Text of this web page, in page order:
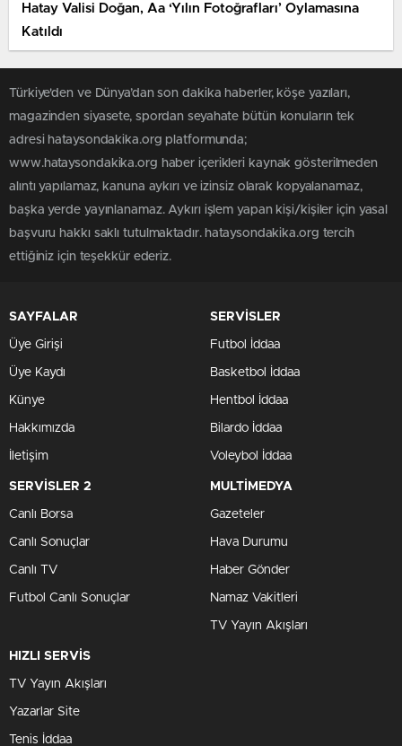
Hatay Valisi Doğan, Aa ‘Yılın Fotoğrafları’ Oylamasına
Katıldı
Türkiye'den ve Dünya’dan son dakika haberler, köşe yazıları,
magazinden siyasete, spordan seyahate bütün konuların tek
adresi hataysondakika.org platformunda;
www.hataysondakika.org haber içerikleri kaynak gösterilmeden
alıntı yapılamaz, kanuna aykırı ve izinsiz olarak kopyalanamaz,
başka yerde yayınlanamaz. Aykırı işlem yapan kişi/kişiler için yasal
başvuru hakkı saklı tutulmaktadır. hataysondakika.org tercih
ettiğiniz için teşekkür ederiz.
SAYFALAR
Üye Girişi
Üye Kaydı
Künye
Hakkımızda
İletişim
SERVİSLER
Futbol İddaa
Basketbol İddaa
Hentbol İddaa
Bilardo İddaa
Voleybol İddaa
SERVİSLER 2
Canlı Borsa
Canlı Sonuçlar
Canlı TV
Futbol Canlı Sonuçlar
MULTİMEDYA
Gazeteler
Hava Durumu
Haber Gönder
Namaz Vakitleri
TV Yayın Akışları
HIZLI SERVİS
TV Yayın Akışları
Yazarlar Site
Tenis İddaa